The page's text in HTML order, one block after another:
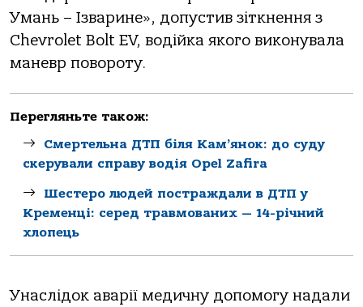
Умань – Ізварине», допустив зіткнення з
Chevrolet Bolt EV, водійка якого виконувала
маневр повороту.
Перегляньте також:
Смертельна ДТП біля Кам’янок: до суду
скерували справу водія Opel Zafira
Шестеро людей постраждали в ДТП у
Кременці: серед травмованих — 14-річний
хлопець
Унаслідок аварії медичну допомогу надали